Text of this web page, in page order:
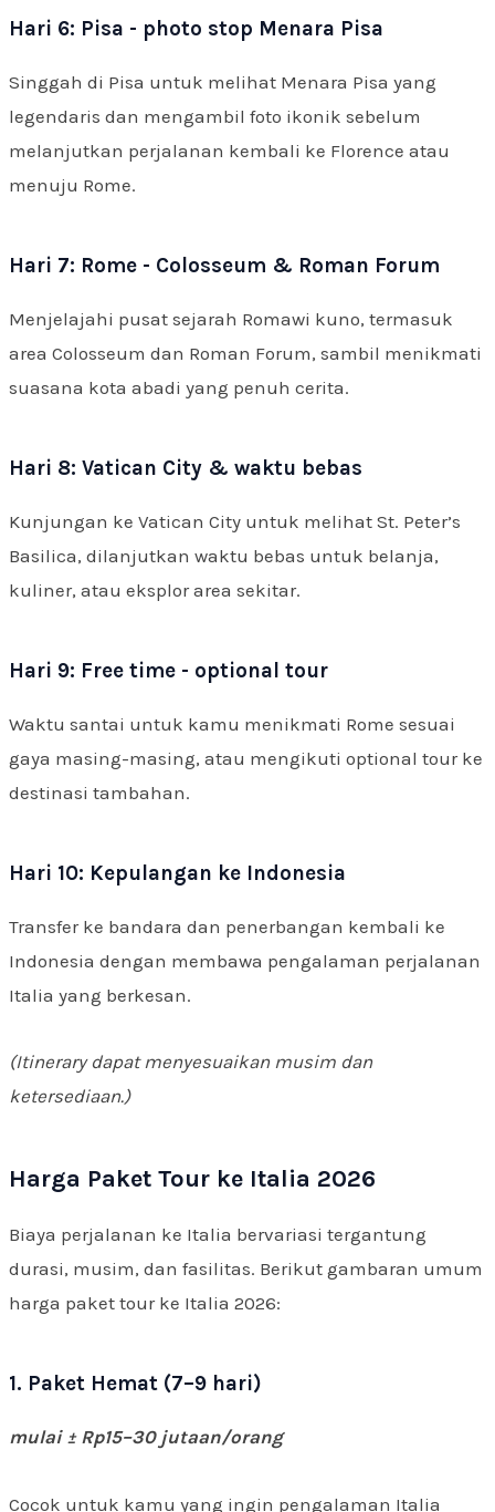
Hari 6: Pisa - photo stop Menara Pisa
Singgah di Pisa untuk melihat Menara Pisa yang
legendaris dan mengambil foto ikonik sebelum
melanjutkan perjalanan kembali ke Florence atau
menuju Rome.
Hari 7: Rome - Colosseum & Roman Forum
Menjelajahi pusat sejarah Romawi kuno, termasuk
area Colosseum dan Roman Forum, sambil menikmati
suasana kota abadi yang penuh cerita.
Hari 8: Vatican City & waktu bebas
Kunjungan ke Vatican City untuk melihat St. Peter’s
Basilica, dilanjutkan waktu bebas untuk belanja,
kuliner, atau eksplor area sekitar.
Hari 9: Free time - optional tour
Waktu santai untuk kamu menikmati Rome sesuai
gaya masing-masing, atau mengikuti optional tour ke
destinasi tambahan.
Hari 10: Kepulangan ke Indonesia
Transfer ke bandara dan penerbangan kembali ke
Indonesia dengan membawa pengalaman perjalanan
Italia yang berkesan.
(Itinerary dapat menyesuaikan musim dan
ketersediaan.)
Harga Paket Tour ke Italia 2026
Biaya perjalanan ke Italia bervariasi tergantung
durasi, musim, dan fasilitas. Berikut gambaran umum
harga paket tour ke Italia 2026:
1. Paket Hemat (7–9 hari)
mulai ± Rp15–30 jutaan/orang
Cocok untuk kamu yang ingin pengalaman Italia